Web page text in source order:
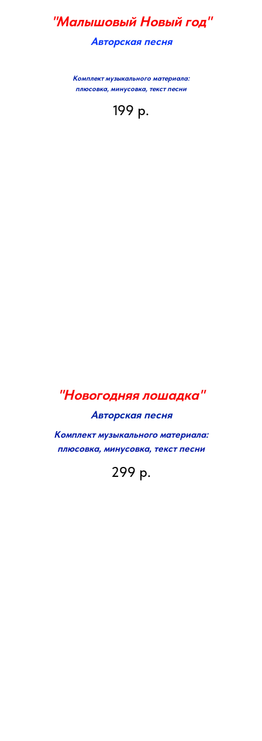
"Малышовый Новый год"
Авторская песня
Комплект музыкального материала:
плюсовка, минусовка, текст песни
199 р.
"Новогодняя лошадка"
Авторская песня
Комплект музыкального материала:
плюсовка, минусовка, текст песни
299 р.